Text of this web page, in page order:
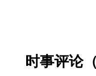
时事评论